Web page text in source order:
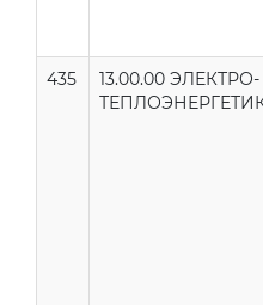
435
13.00.00